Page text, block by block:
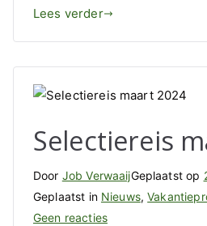
Lees verder
Selectiereis
Door Job VerwaaijGeplaatst op
Geplaatst in Nieuws,
Geen reactiesop